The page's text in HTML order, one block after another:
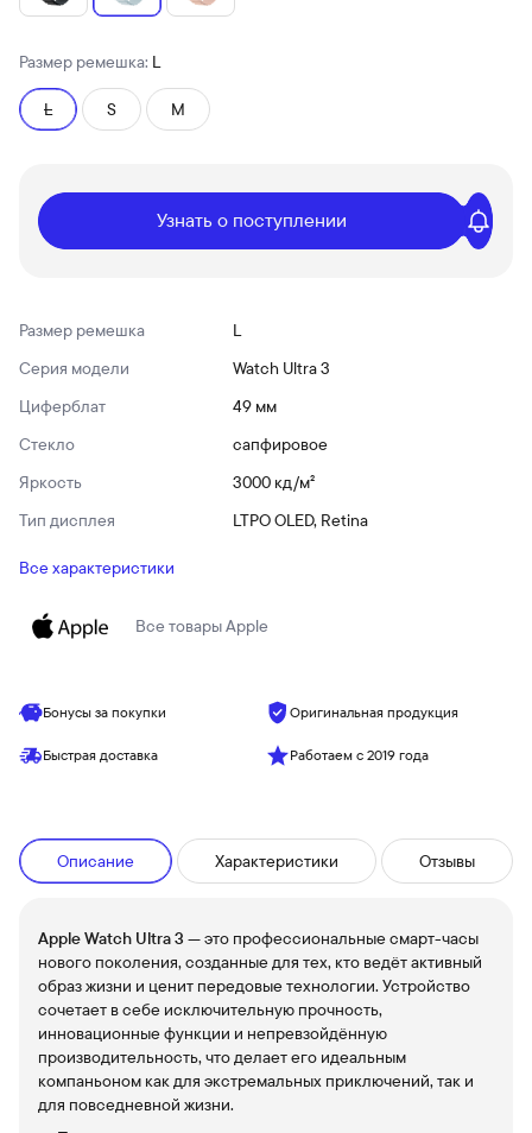
Размер ремешка: L
L S M
Узнать о поступлении
Размер ремешка
L
Серия модели
Watch Ultra 3
Циферблат
49 мм
Стекло
сапфировое
Яркость
3000 кд/ м²
Тип дисплея
LTPO OLED, Retina
Все характеристики
Все товарыApple
Бонусы за покупки Оригинальная продукция
Быстрая доставка Работаем с 2019 года
Описание Характеристики Отзывы
Apple Watch Ultra 3 — это профессиональные смарт-часы
нового поколения, созданные для тех, кто ведёт активный
образ жизни и ценит передовые технологии. Устройство
сочетает в себе исключительную прочность,
инновационные функции и непревзойдённую
производительность, что делает его идеальным
компаньоном как для экстремальных приключений, так и
для повседневной жизни.